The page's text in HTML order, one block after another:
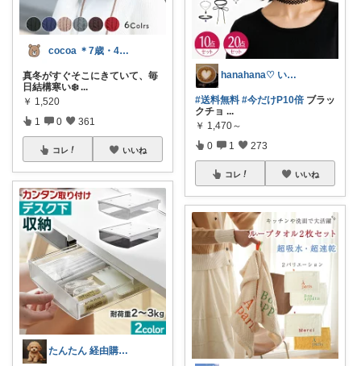
cocoa ＊7歳・4歳姉妹ママ
真冬がすぐそこにきていて、毎
日結構寒い❄️ ...
￥ 1,520
1 0 361
コレ いいね
たんたん 経由購入ありがとうございます！
hanahana♡ いつもありがとう🙏
#送料無料 #今だけP10倍 ブラッ
クチョ ...
￥ 1,470～
0 1 273
コレ いいね